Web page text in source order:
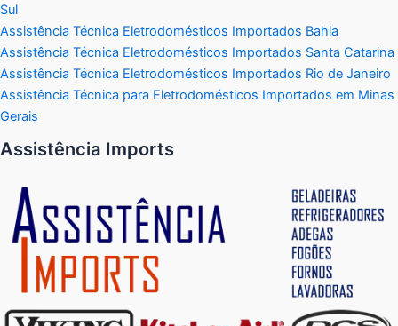
Sul
Assistência Técnica Eletrodomésticos Importados Bahia
Assistência Técnica Eletrodomésticos Importados Santa Catarina
Assistência Técnica Eletrodomésticos Importados Rio de Janeiro
Assistência Técnica para Eletrodomésticos Importados em Minas
Gerais
Assistência Imports